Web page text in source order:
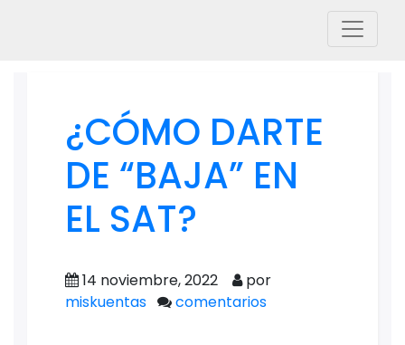
¿CÓMO DARTE
DE “BAJA” EN
EL SAT?
14 noviembre, 2022
por
miskuentas
comentarios